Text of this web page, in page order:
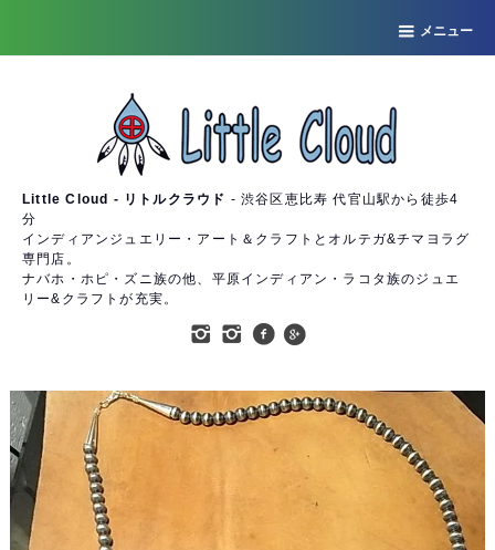
メニュー
Little Cloud - リトルクラウド - 渋谷区恵比寿 代官山駅から徒歩4
分
インディアンジュエリー・アート＆クラフトとオルテガ&チマヨラグ
専門店。
ナバホ・ホピ・ズニ族の他、平原インディアン・ラコタ族のジュエ
リー&クラフトが充実。